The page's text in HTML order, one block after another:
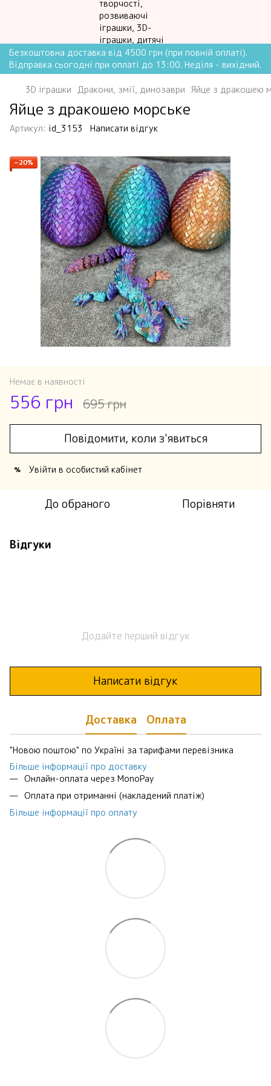
Безкоштовна доставка від 4500 грн (при повній оплаті).
Відправка сьогодні при оплаті до 13:00. Неділя - вихідний.
3D іграшки Дракони, змії, динозаври Яйце з дракошею
Яйце з дракошею морське
Артикул: id_3153 Написати відгук
−20%
Немає в наявності
556 грн 695 грн
Повідомити, коли з'явиться
% Увійти в особистий кабінет
До обраного Порівняти
Відгуки
Додайте перший відгук
Написати відгук
Доставка Оплата
"Новою поштою" по Україні за тарифами перевізника
Більше інформації про доставку
Онлайн-оплата через MonoPay
Оплата при отриманні (накладений платіж)
Більше інформації про оплату